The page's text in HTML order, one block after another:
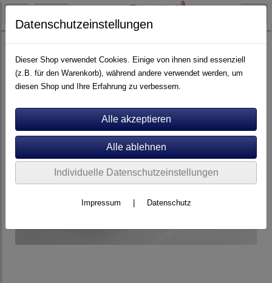
Artikel nach Marken P - Z Rega
Datenschutzeinstellungen
Dieser Shop verwendet Cookies. Einige von ihnen sind essenziell
(z.B. für den Warenkorb), während andere verwendet werden, um
diesen Shop und Ihre Erfahrung zu verbessern.
Individuelle Datenschutzeinstellungen
Impressum Datenschutz